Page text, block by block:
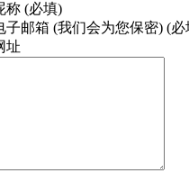
称 (必填)
子邮箱 (我们会为您保密) (必
址